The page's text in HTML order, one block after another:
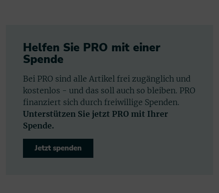
Helfen Sie PRO mit einer
Spende
Bei PRO sind alle Artikel frei zugänglich und
kostenlos - und das soll auch so bleiben. PRO
finanziert sich durch freiwillige Spenden.
Unterstützen Sie jetzt PRO mit Ihrer
Spende.
Jetzt spenden